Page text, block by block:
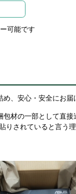
可能です
、安心・安全にお届
材の一部として直
されていると言う